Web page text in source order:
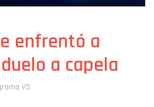
enfrentó a
a capela
VS